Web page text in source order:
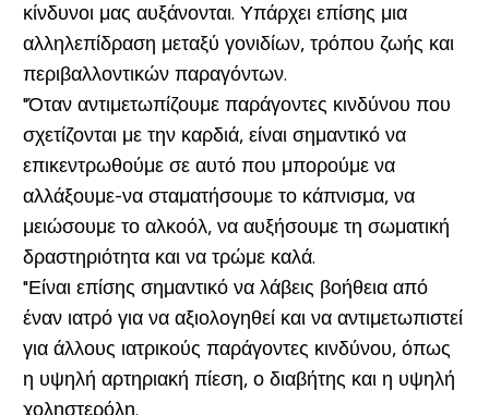
κίνδυνοι μας αυξάνονται. Υπάρχει επίσης μια
αλληλεπίδραση μεταξύ γονιδίων, τρόπου ζωής και
περιβαλλοντικών παραγόντων.
"Όταν αντιμετωπίζουμε παράγοντες κινδύνου που
σχετίζονται με την καρδιά, είναι σημαντικό να
επικεντρωθούμε σε αυτό που μπορούμε να
αλλάξουμε-να σταματήσουμε το κάπνισμα, να
μειώσουμε το αλκοόλ, να αυξήσουμε τη σωματική
δραστηριότητα και να τρώμε καλά.
"Είναι επίσης σημαντικό να λάβεις βοήθεια από
έναν ιατρό για να αξιολογηθεί και να αντιμετωπιστεί
για άλλους ιατρικούς παράγοντες κινδύνου, όπως
η υψηλή αρτηριακή πίεση, ο διαβήτης και η υψηλή
χοληστερόλη.